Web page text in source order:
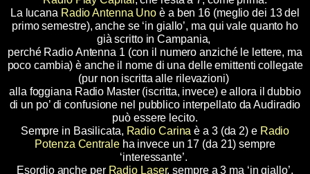
La lucana Radio Antenna Uno è a ben 16 (meglio dei 13 del
primo semestre), anche se ‘in giallo’, ma qui vale quanto ho
già scritto in Campania,
perché Radio Antenna 1 (con il numero anziché le lettere, ma
poco cambia) è anche il nome di una delle emittenti collegate
(pur non iscritta alle rilevazioni)
alla foggiana Radio Master (iscritta, invece) e allora il dubbio
di un po’ di confusione nel pubblico interpellato da Audiradio
può essere lecito.
Sempre in Basilicata, Radio Carina è a 3 (da 2) e Radio
Potenza Centraleha invece un 17 (da 21) sempre
‘interessante’.
Esordio anche per Radio Laser, sempre a 3 ma ‘in giallo’.